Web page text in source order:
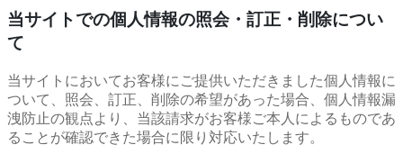
当サイトでの個人情報の照会・訂正・削除につい
て
当サイトにおいてお客様にご提供いただきました個人情報に
ついて、照会、訂正、削除の希望があった場合、個人情報漏
洩防止の観点より、当該請求がお客様ご本人によるものであ
ることが確認できた場合に限り対応いたします。